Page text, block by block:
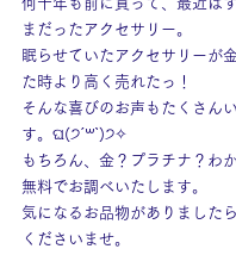
まだったアクセサリー。
眠らせていたアクセサリーが
た時より高く売れたっ！
そんな喜びのお声もたくさん
す。ଘ(੭ˊ꒳​ˋ)੭✧
もちろん、金？プラチナ？わ
無料でお調べいたします。
気になるお品物がありました
くださいませ。